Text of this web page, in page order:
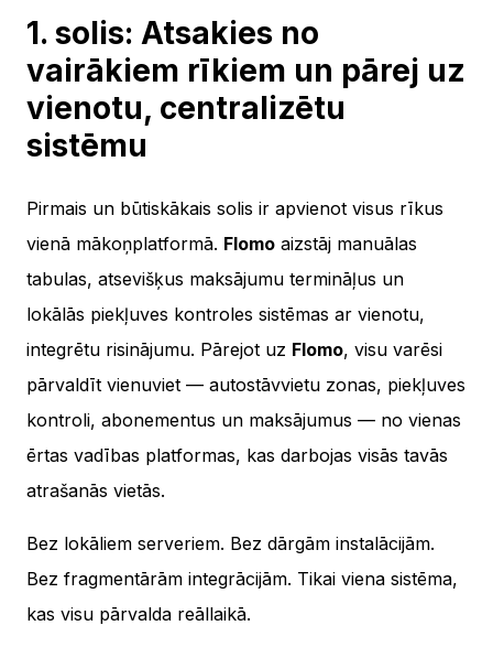
1. solis: Atsakies no
vairākiem rīkiem un pārej uz
vienotu, centralizētu
sistēmu
Pirmais un būtiskākais solis ir apvienot visus rīkus
vienā mākoņplatformā. Flomo aizstāj manuālas
tabulas, atsevišķus maksājumu termināļus un
lokālās piekļuves kontroles sistēmas ar vienotu,
integrētu risinājumu. Pārejot uz Flomo, visu varēsi
pārvaldīt vienuviet — autostāvvietu zonas, piekļuves
kontroli, abonementus un maksājumus — no vienas
ērtas vadības platformas, kas darbojas visās tavās
atrašanās vietās.
Bez lokāliem serveriem. Bez dārgām instalācijām.
Bez fragmentārām integrācijām. Tikai viena sistēma,
kas visu pārvalda reāllaikā.